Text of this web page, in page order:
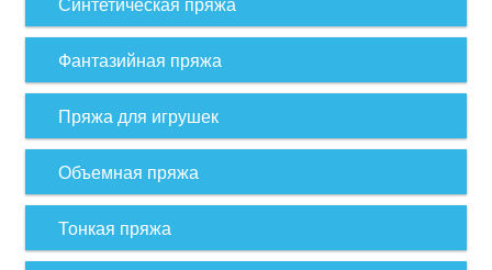
Фантазийная пряжа
Пряжа для игрушек
Объемная пряжа
Тонкая пряжа